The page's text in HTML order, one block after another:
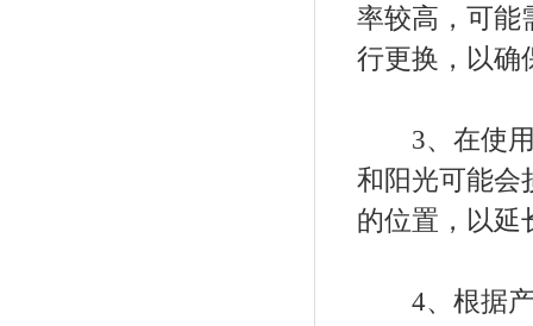
率较高，可能
行更换，以确
3、在使用
和阳光可能会
的位置，以延
4、根据产